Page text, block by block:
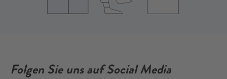
Folgen Sie uns auf Social Media